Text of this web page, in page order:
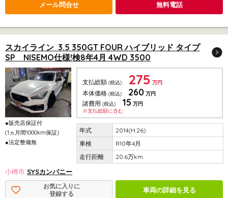
メール問合せ 無料電話
スカイライン 3.5 350GT FOUR ハイブリッド タイプ
SP NISEMO仕様!検8年4月 4WD 3500
●販売店保証付
(1ヵ月間1000km保証)
●法定整備無
支払総額 (税込) 275 万円
本体価格 (税込) 260 万円
諸費用 (税込) 15 万円
※支払総額に含む
2014(H.26)
R10年4月
20.6万km
小樽市 SYSカンパニー
お気に入りに
登録する
車両の詳細を見る